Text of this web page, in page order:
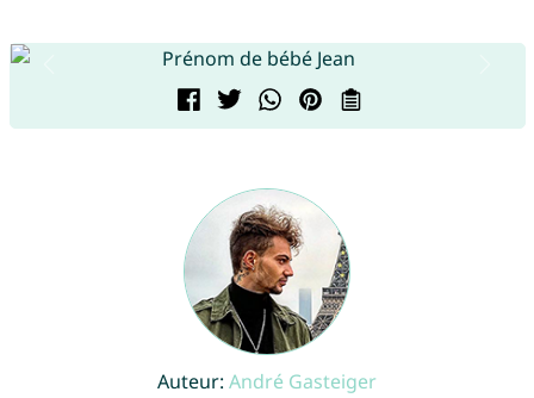
Auteur: André Gasteiger